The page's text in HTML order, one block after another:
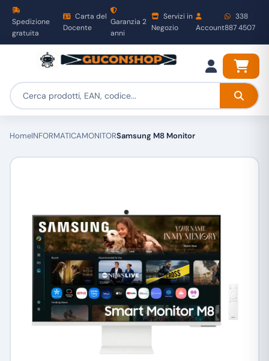
Spedizione
gratuita
Carta del
Docente
Garanzia 2
anni
Servizi in
Negozio
Account
338
887 4507
HomeINFORMATICAMONITORSamsung M8 Monitor